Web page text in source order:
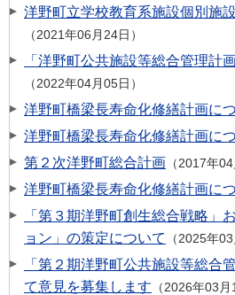
洋野町立学校教育系施設個別施
2021年06月24日
「洋野町公共施設等総合管理計
2022年04月05日
洋野町橋梁長寿命化修繕計画に
洋野町橋梁長寿命化修繕計画に
第２次洋野町総合計画 2017年
洋野町橋梁長寿命化修繕計画に
「第３期洋野町創生総合戦略」
ョン」の策定について
2025年
「第２期洋野町公共施設等総合
て意見を募集します
2026年03月